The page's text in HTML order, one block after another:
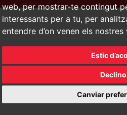
web, per mostrar-te contingut
interessants per a tu, per
entendre d’on venen els nostres
Estic
Declino
Canviar